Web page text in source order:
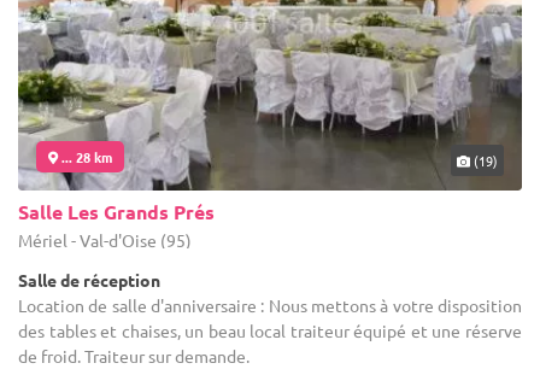
... 28 km (19)
Salle Les Grands Prés
Mériel - Val-d'Oise (95)
Salle de réception
Location de salle d'anniversaire : Nous mettons à votre disposition
des tables et chaises, un beau local traiteur équipé et une réserve
de froid. Traiteur sur demande.